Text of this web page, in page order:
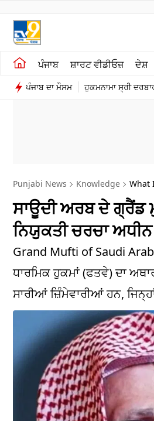
ਪੰਜਾਬ ਸ਼ਾਰਟ ਵੀਡੀਓਜ਼ ਦੇਸ਼
ਪੰਜਾਬ ਦਾ ਮੌਸਮ ਹੁਕਮਨਾਮਾ ਸ੍ਰੀ
ਖੇਤੀਬਾੜੀ
ਸ਼ਾਰਟ ਵੀਡੀਓਜ਼
Punjabi News Knowledge What
ਸਾਊਦੀ ਅਰਬ ਦੇ ਗ੍ਰੈਂਡ
ਨਿਯੁਕਤੀ ਚਰਚਾ ਅਧੀਨ
Grand Mufti of Saudi
ਧਾਰਮਿਕ ਹੁਕਮਾਂ (ਫਤਵੇ) ਦਾ
ਸਾਰੀਆਂ ਜ਼ਿੰਮੇਵਾਰੀਆਂ ਹਨ,